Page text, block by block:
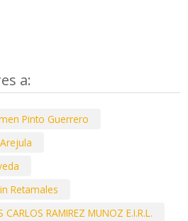
a:
Pinto Guerrero
Retamales
CARLOS RAMIREZ MUNOZ E.I.R.L.